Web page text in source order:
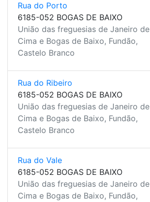
Rua do Porto
6185-052 BOGAS DE BAIXO
União das freguesias de Janeiro de
Cima e Bogas de Baixo, Fundão,
Castelo Branco
Rua do Ribeiro
6185-052 BOGAS DE BAIXO
União das freguesias de Janeiro de
Cima e Bogas de Baixo, Fundão,
Castelo Branco
Rua do Vale
6185-052 BOGAS DE BAIXO
União das freguesias de Janeiro de
Cima e Bogas de Baixo, Fundão,